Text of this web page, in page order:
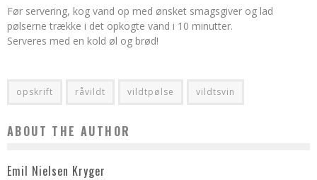
Før servering, kog vand op med ønsket smagsgiver og lad
pølserne trække i det opkogte vand i 10 minutter.
Serveres med en kold øl og brød!
opskrift råvildt vildtpølse vildtsvin
ABOUT THE AUTHOR
Emil Nielsen Kryger